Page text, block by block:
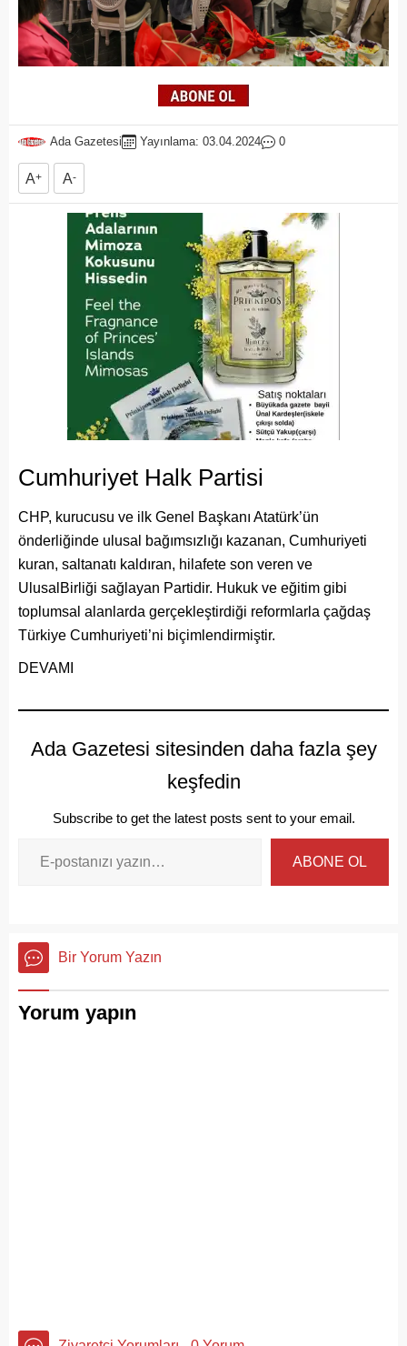
Ada Gazetesi Yayınlama: 03.04.2024 0
A+ A-
Cumhuriyet Halk Partisi
CHP, kurucusu ve ilk Genel Başkanı Atatürk’ün
önderliğinde ulusal bağımsızlığı kazanan, Cumhuriyeti
kuran, saltanatı kaldıran, hilafete son veren ve
UlusalBirliği sağlayan Partidir. Hukuk ve eğitim gibi
toplumsal alanlarda gerçekleştirdiği reformlarla çağdaş
Türkiye Cumhuriyeti’ni biçimlendirmiştir.
DEVAMI
Ada Gazetesi sitesinden daha fazla şey
keşfedin
Subscribe to get the latest posts sent to your email.
ABONE OL
Bir Yorum Yazın
Yorum yapın